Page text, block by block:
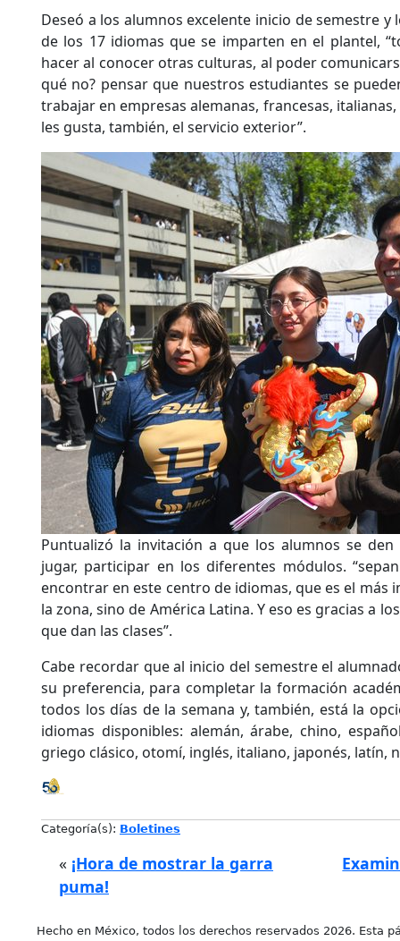
Deseó a los alumnos excelente inicio de semestre
de los 17 idiomas que se imparten en el plantel,
hacer al conocer otras culturas, al poder
qué no? pensar que nuestros estudiantes se
trabajar en empresas alemanas, francesas,
les gusta, también, el servicio exterior”.
Puntualizó la invitación a que los alumnos se
jugar, participar en los diferentes módulos.
encontrar en este centro de idiomas, que es el más
la zona, sino de América Latina. Y eso es gracias a
que dan las clases”.
Cabe recordar que al inicio del semestre el
su preferencia, para completar la formación
todos los días de la semana y, también, está la
idiomas disponibles: alemán, árabe, chino,
griego clásico, otomí, inglés, italiano, japonés, latín,
Categoría(s): Boletines
« ¡Hora de mostrar la garra
puma!
Hecho en México, todos los derechos reservados 2026. Esta